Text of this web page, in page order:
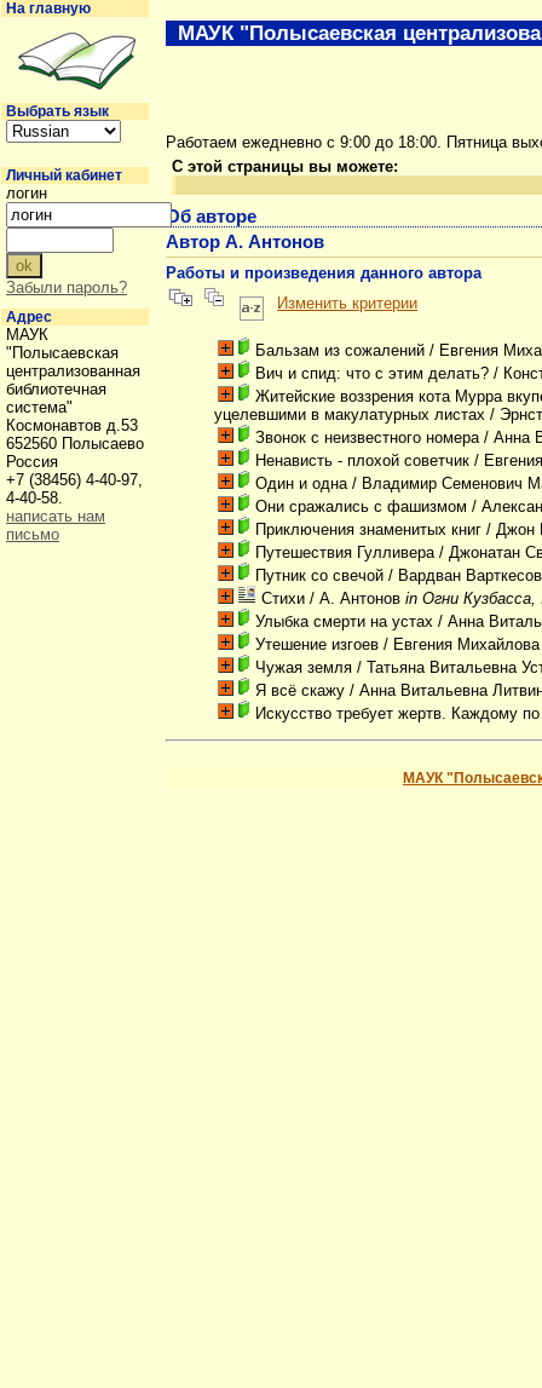
Работаем ежедневно с 9:00 до 18:00. Пятница
С этой страницы вы можете:
Об авторе
Автор А. Антонов
Работы и произведения данного автора
Изменить критерии
Бальзам из сожалений / Евгения
Вич и спид: что с этим делать? /
Житейские воззрения кота Мурра
уцелевшими в макулатурных листах /
Звонок с неизвестного номера/ Анна
Ненависть - плохой советчик /
Один и одна/ Владимир Семенович
Они сражались с фашизмом /
Приключения знаменитых книг / Джон
Путешествия Гулливера/ Джонатан
Путник со свечой / Вардван
Стихи / А. Антоновin Огни
Улыбка смерти на устах / Анна
Утешение изгоев / Евгения Михайлова
Чужая земля / Татьяна Витальевна
Я всё скажу / Анна Витальевна
Искусство требует жертв. Каждому
МАУК
МАУК "Полысаевская
На главную
Выбрать язык
Личный кабинет
логин
Забыли пароль?
Адрес
МАУК
"Полысаевская
централизованная
библиотечная
система"
Космонавтов д.53
652560 Полысаево
Россия
+7 (38456) 4-40-97,
4-40-58.
написать нам
письмо